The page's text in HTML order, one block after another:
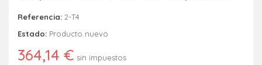
Referencia: 2-T4
Estado: Producto nuevo
364,14 € sin impuestos